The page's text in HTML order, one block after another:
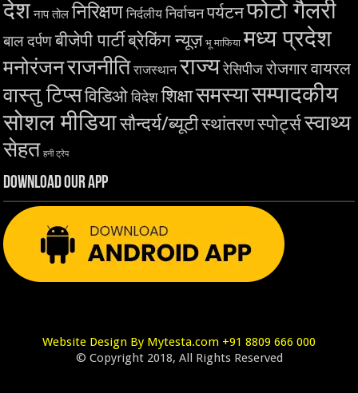
देश नाप तोल निरिक्षण निर्दलीय निर्वाचनपर्यटनफोटो गैलरी
बाल दर्पणबीजेपी पार्टीब्रेकिंग न्यूज़ भू माफिया मध्य प्रदेश
मनोरंजनराजनीति राजस्थान राज्यरेसिपीज रोजगारवायरल
वास्तु टिप्सविडिओ विदेश शिक्षासमस्यासम्पादकीय
सोशल मीडियासौन्दर्य/ब्यूटीस्थांतरणस्पोर्ट्सस्वाथ्य
सेहत हनी ट्रेप
Download Our App
Website Design By Mytesta.com +91 8809 666 000
© Copyright 2018, All Rights Reserved